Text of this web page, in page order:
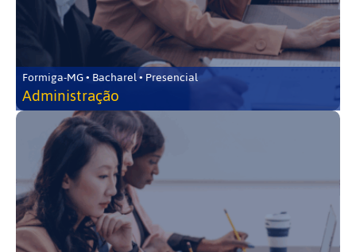
Formiga-MG • Bacharel • Presencial
Administração